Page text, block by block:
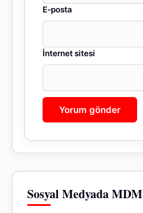
E-posta
İnternet sitesi
Sosyal Medyada MDM